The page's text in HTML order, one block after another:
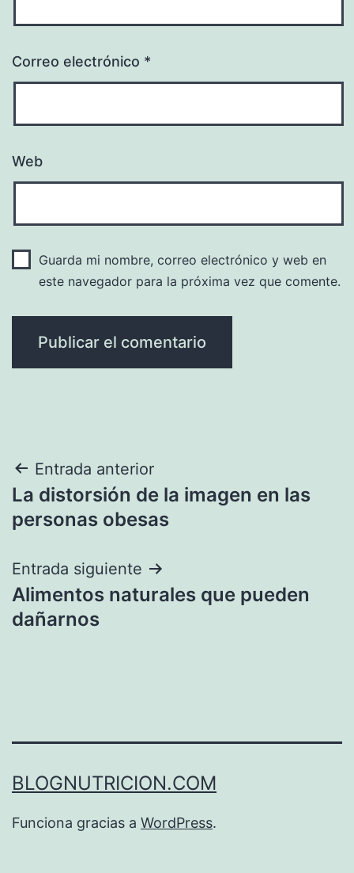
Correo electrónico *
Web
Guarda mi nombre, correo electrónico y web en
este navegador para la próxima vez que comente.
Navegación
de
Entrada anterior
La distorsión de la imagen en las
personas obesas
Entrada siguiente
Alimentos naturales que pueden
dañarnos
BLOGNUTRICION.COM
Funciona gracias a WordPress.